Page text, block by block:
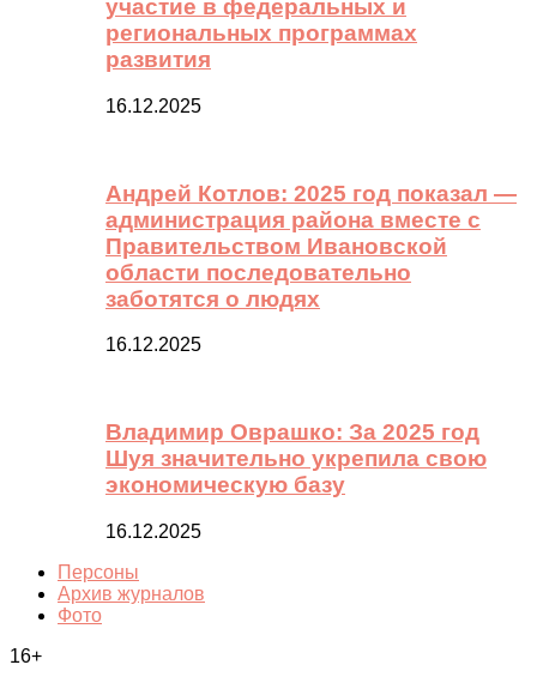
участие в федеральных и
региональных программах
развития
16.12.2025
Андрей Котлов: 2025 год показал —
администрация района вместе с
Правительством Ивановской
области последовательно
заботятся о людях
16.12.2025
Владимир Оврашко: За 2025 год
Шуя значительно укрепила свою
экономическую базу
16.12.2025
Персоны
Архив журналов
Фото
16+